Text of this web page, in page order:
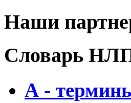
Наши
Словарь
А -